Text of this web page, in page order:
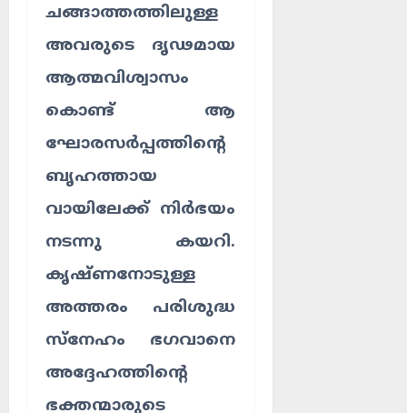
ചങ്ങാത്തത്തിലുള്ള
അവരുടെ ദൃഢമായ
ആത്മവിശ്വാസം
കൊണ്ട് ആ
ഘോരസർപ്പത്തിന്റെ
ബൃഹത്തായ
വായിലേക്ക് നിർഭയം
നടന്നു കയറി.
കൃഷ്ണനോടുള്ള
അത്തരം പരിശുദ്ധ
സ്നേഹം ഭഗവാനെ
അദ്ദേഹത്തിന്റെ
ഭക്തന്മാരുടെ